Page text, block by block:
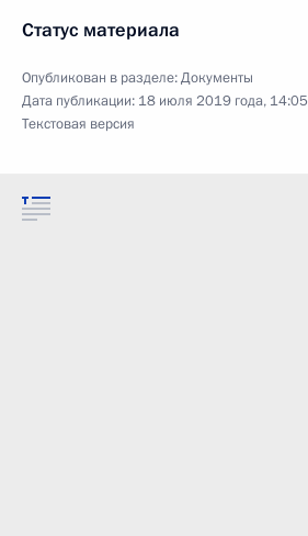
Статус материала
Опубликован в разделе:Документы
Дата публикации: 18 июля 2019 года, 14:05
Текстовая версия